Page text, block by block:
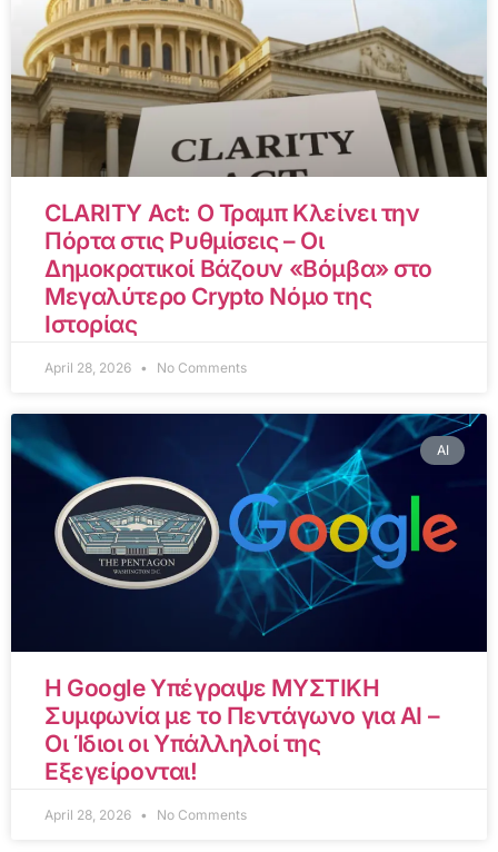
CLARITY Act: Ο Τραμπ Κλείνει την
Πόρτα στις Ρυθμίσεις – Οι
Δημοκρατικοί Βάζουν «Βόμβα» στο
Μεγαλύτερο Crypto Νόμο της
Ιστορίας
April 28, 2026 No Comments
AI
Η Google Υπέγραψε ΜΥΣΤΙΚΗ
Συμφωνία με το Πεντάγωνο για AI –
Οι Ίδιοι οι Υπάλληλοί της
Εξεγείρονται!
April 28, 2026 No Comments